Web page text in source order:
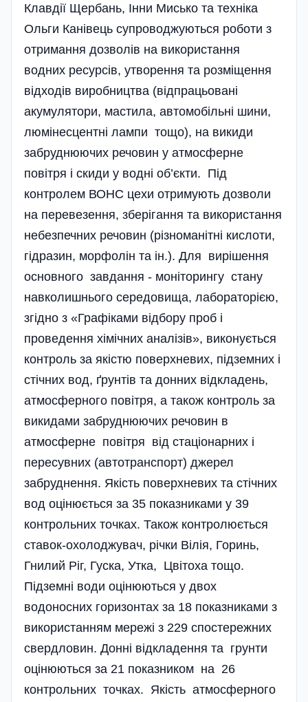
Клавдії Щербань, Інни Мисько та техніка
Ольги Канівець супрово­джуються роботи з
отримання дозволів на використання
водних ресурсів, утворення та розміщення
відходів виробництва (відпрацьовані
акумулятори, мастила, автомобільні шини,
люмінесцентні лампи тощо), на викиди
забруднюючих речовин у атмосферне
повітря і скиди у водні об’єкти. Під
контролем ВОНС цехи отримують дозволи
на перевезення, зберігання та використання
небезпечних речовин (різноманітні кислоти,
гідразин, морфолін та ін.). Для вирішення
основного завдання - моніторингу стану
навколишнього середовища, лабораторією,
згідно з «Графіками відбору проб і
проведення хімічних аналізів», виконується
контроль за якістю поверхневих, підземних і
стічних вод, ґрунтів та донних відкладень,
атмосферного повітря, а також контроль за
викидами забруднюючих речовин в
атмосферне повітря від стаціонарних і
пересувних (автотранспорт) джерел
забруднення. Якість поверхневих та стічних
вод оцінюється за 35 показниками у 39
контрольних точках. Також контролюється
ставок-охолоджувач, річки Вілія, Горинь,
Гнилий Ріг, Гуска, Утка, Цвітоха тощо.
Підземні води оцінюються у двох
водоносних горизонтах за 18 показниками з
використанням мережі з 229 спостережних
свердловин. Донні відкладення та грунти
оцінюються за 21 показником на 26
контрольних точках. Якість атмосферного